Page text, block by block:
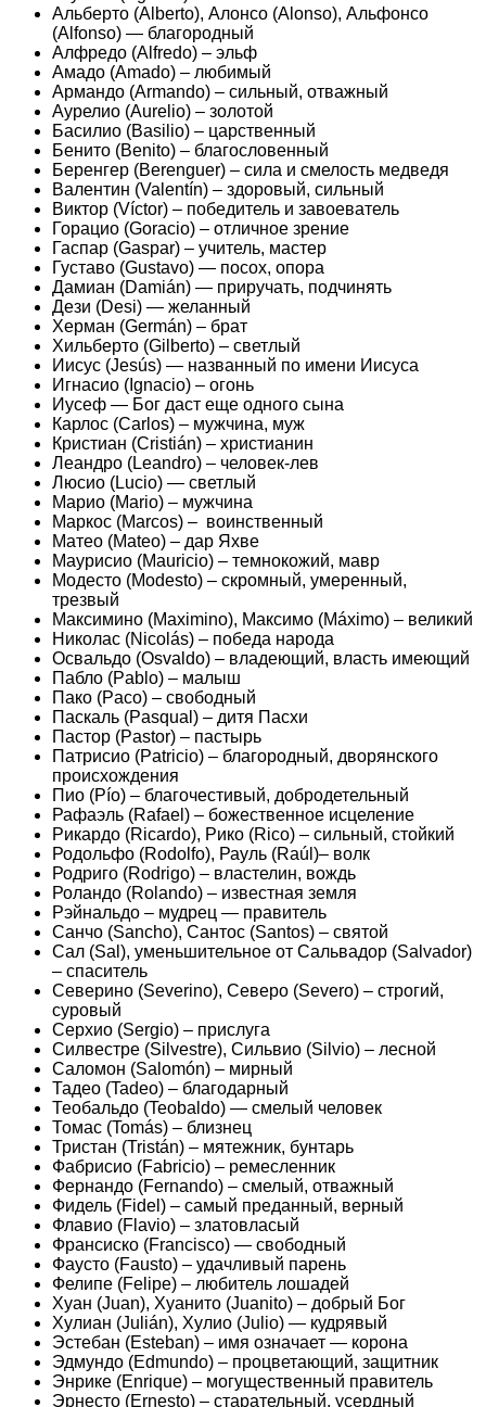
Альберто (Alberto), Алонсо (Alonso), Альфонсо
(Alfonso) — благородный
Алфредо (Alfredo) – эльф
Амадо (Amado) – любимый
Армандо (Armando) – сильный, отважный
Аурелио (Aurelio) – золотой
Баcилио (Basilio) – царственный
Бенито (Benito) – благословенный
Беренгер (Berenguer) – сила и смелость медведя
Валентин (Valentín) – здоровый, сильный
Виктор (Víctor) – победитель и завоеватель
Горацио (Goracio) – отличное зрение
Гаспар (Gaspar) – учитель, мастер
Густаво (Gustavo) — посох, опора
Дамиан (Damián) — приручать, подчинять
Дези (Desi) — желанный
Херман (Germán) – брат
Хильберто (Gilberto) – светлый
Иисус (Jesús) — названный по имени Иисуса
Игнасио (Ignacio) – огонь
Иусеф — Бог даст еще одного сына
Карлос (Carlos) – мужчина, муж
Кристиан (Cristián) – христианин
Леандро (Leandro) – человек-лев
Люсио (Luсio) — светлый
Марио (Mario) – мужчина
Маркос (Marcos) – воинственный
Матео (Mateo) – дар Яхве
Маурисио (Mauricio) – темнокожий, мавр
Модесто (Modesto) – скромный, умеренный,
трезвый
Максимино (Maximino), Максимо (Máximo) – великий
Николас (Nicolás) – победа народа
Освальдо (Osvaldo) – владеющий, власть имеющий
Пабло (Pablo) – малыш
Пако (Paco) – свободный
Паскаль (Pasqual) – дитя Пасхи
Пастор (Pastor) – пастырь
Патриcио (Patricio) – благородный, дворянского
происхождения
Пио (Pío) – благочестивый, добродетельный
Рафаэль (Rafael) – божественное исцеление
Рикардо (Ricardo), Рико (Rico) – сильный, стойкий
Родольфо (Rodolfo), Рауль (Raúl)– волк
Родриго (Rodrigo) – властелин, вождь
Роландо (Rolando) – известная земля
Рэйнальдо – мудрец — правитель
Санчо (Sancho), Сантос (Santos) – святой
Сал (Sal), уменьшительное от Сальвадор (Salvador)
– спаситель
Северино (Severino), Северо (Severo) – строгий,
суровый
Серхио (Sergio) – прислуга
Силвестре (Silvestre), Сильвио (Silvio) – лесной
Саломон (Salomón) – мирный
Тадео (Tadeo) – благодарный
Теобальдо (Teobaldo) — смелый человек
Томас (Tomás) – близнец
Тристан (Tristán) – мятежник, бунтарь
Фабрисио (Fabricio) – ремесленник
Фернандо (Fernando) – смелый, отважный
Фидель (Fidel) – самый преданный, верный
Флавио (Flavio) – златовласый
Франсиско (Francisco) — свободный
Фаусто (Fausto) – удачливый парень
Фелипе (Felipe) – любитель лошадей
Хуан (Juan), Хуанито (Juanito) – добрый Бог
Хулиан (Julián), Хулио (Julio) — кудрявый
Эстебан (Esteban) – имя означает — корона
Эдмундо (Edmundo) – процветающий, защитник
Энрике (Enrique) – могущественный правитель
Эрнесто (Ernesto) – старательный, усердный